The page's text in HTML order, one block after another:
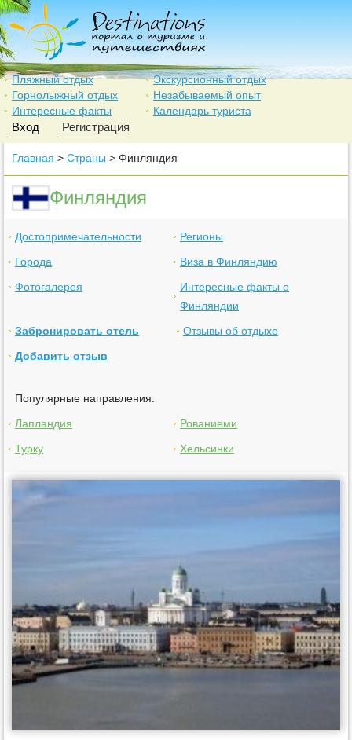
Пляжный отдых
Экскурсионный отдых
Горнолыжный отдых
Незабываемый опыт
Интересные факты
Календарь туриста
Вход Регистрация
Главная > Страны > Финляндия
Финляндия
Достопримечательности
Регионы
Города
Виза в Финляндию
Фотогалерея
Интересные факты о
Финляндии
Забронировать отель
Отзывы об отдыхе
Добавить отзыв
Популярные направления:
Лапландия
Рованиеми
Турку
Хельсинки